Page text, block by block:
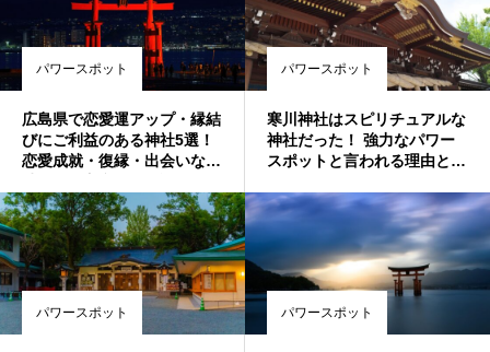
パワースポット
広島県で恋愛運アップ・縁結
びにご利益のある神社5選！
恋愛成就・復縁・出会いなど
め・人気・評判の強力パワー
スポット！
パワースポット
寒川神社はスピリチュアルな
神社だった！ 強力なパワー
スポットと言われる理由と
パワースポット パワースポット